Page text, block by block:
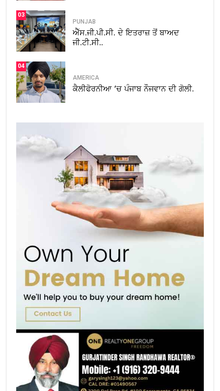
03
PUNJAB
ਐੱਸ.ਜੀ.ਪੀ.ਸੀ. ਦੇ ਇਤਰਾਜ਼ ਤੋਂ ਬਾਅਦ
ਜੀ.ਟੀ.ਸੀ..
04
AMERICA
ਕੈਲੀਫੋਰਨੀਆ ‘ਚ ਪੰਜਾਬ ਨੌਜਵਾਨ ਦੀ ਗੋਲੀ.